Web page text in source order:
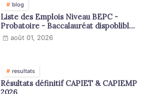
blog
Liste des Emplois Niveau BEPC -
Probatoire - Baccalauréat dispoblible
en 2026
août 01, 2026
resultats
Résultats définitif CAPIET & CAPIEMP